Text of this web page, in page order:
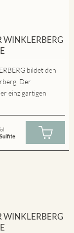
WINKLERBERG
bildet den
Der
einzigartigen
Sulfite
WINKLERBERG